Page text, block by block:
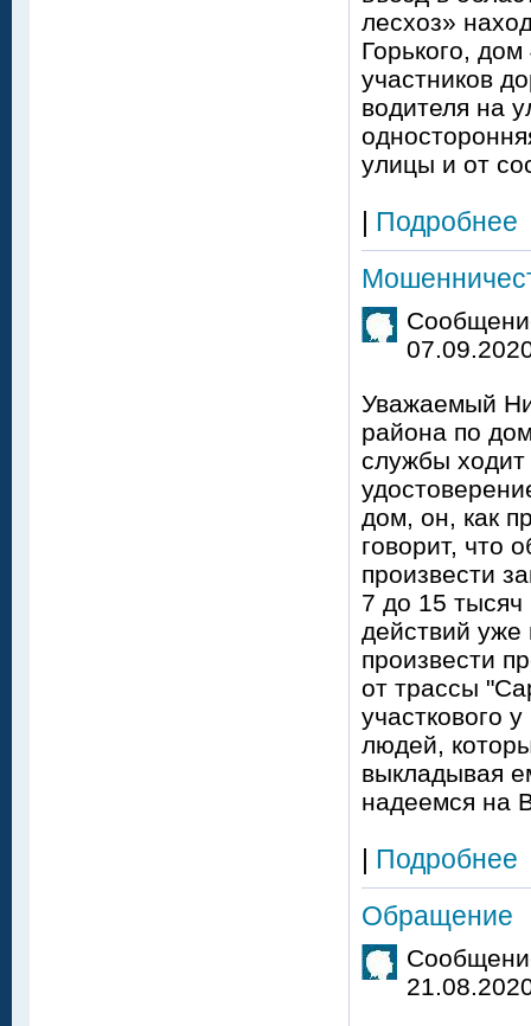
лесхоз»
Горького,
участников
водителя на
улицы и от
| Подробнее
Уважаемый
района по
службы
дом, он, как
говорит, что
произвести
7 до 15 тысяч
действий уже
произвести
от трассы
участкового
людей,
выкладывая
надеемся на
| Подробнее
Обращение